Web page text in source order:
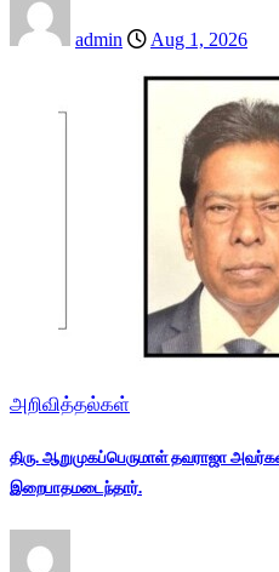
admin Aug 1, 2026
அறிவித்தல்கள்
திரு. ஆறுமுகப்பெருமாள் தவராஜா
இறைபாதமடைந்தார்.